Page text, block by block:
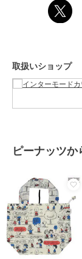
ブランド
性別タイプ
素材
お手入れ
原産国
取扱いショップ
ピーナッツ